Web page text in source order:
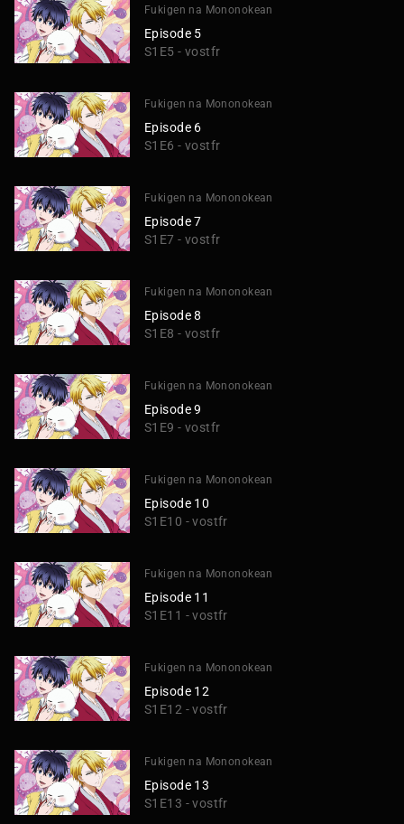
Fukigen na Mononokean
Episode 5
S1E5 - vostfr
Fukigen na Mononokean
Episode 6
S1E6 - vostfr
Fukigen na Mononokean
Episode 7
S1E7 - vostfr
Fukigen na Mononokean
Episode 8
S1E8 - vostfr
Fukigen na Mononokean
Episode 9
S1E9 - vostfr
Fukigen na Mononokean
Episode 10
S1E10 - vostfr
Fukigen na Mononokean
Episode 11
S1E11 - vostfr
Fukigen na Mononokean
Episode 12
S1E12 - vostfr
Fukigen na Mononokean
Episode 13
S1E13 - vostfr